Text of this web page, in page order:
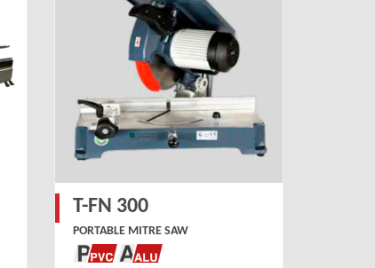
T-FN 300
PORTABLE MITRE SAW